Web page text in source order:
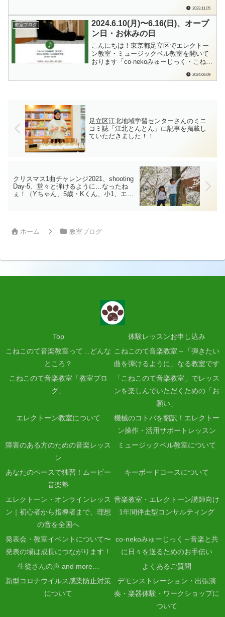
す。毎週日曜日に、来週の教室オープン
日、おやすみの日をお知らせしておりま
す。各ブログランキングに参加していま
す。もしよろしかったら…ポチっと...
2023.11.05
教室ブログ
2024.6.10(月)〜6.16(日)、オープ
ン日・お休みの日
こんにちは！東京都足立区でエレクトー
ン教室・ミュージックベル教室を開いて
おります「co-nekoみゅーじっく・こねこ
毎週日曜日に、来週の教室オープン日、
2024.06.09
足立区江北地域学習センターさんのミニ
コミ誌「江北とんとん」に記事を掲載し
ていただきました！！
クリスマス1曲チャレンジ2021、shooting
Day-5、堂々と弾けるように…なったね
ぇ！（Yちゃん、5歳・Kくん、小1、エレ
ホーム 教室ブログ
Top
体験レッスンお申し込み
こねこのて音楽教室って…どんな
ところ？
こねこのて音楽教室～「弾きたい
曲を弾けるように」なる教室です
こねこのて音楽教室「教室ブロ
グ」
「こねこのて音楽教室」でレッス
ンを楽しんでいただくための「お
願い」
エレクトーン教室について
機械のコトバを翻訳！エレクトー
ン操作・活用サポートレッスン
障害のある方のための音楽レッス
ン
ミュージックベル教室について
あなたのペースで独習！ムービー
音楽塾
キーボードコースについて
エレクトーン・オンラインレッス
ン｜初心者から指導者まで、理想
の音を全国へ
音楽教室・エレクトーン講師向け
1年間伴走型コンサルティング
発表会・教室イベントについて〜
発表の場は成長につながります！
co-nekoみゅーじっく～音楽と共
に日々を送るためのお手伝い
生徒さんの声 and more…
よくあるご質問
新型コロナウイルス感染防止対策
について
デモンストレーション・出張演
奏・楽器体験・ワークショップに
ついて